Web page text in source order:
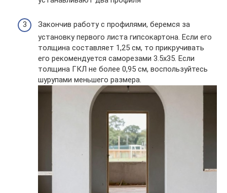
Закончив работу с профилями, беремся за
установку первого листа гипсокартона. Если его
толщина составляет 1,25 см, то прикручивать
его рекомендуется саморезами 3.5х35. Если
толщина ГКЛ не более 0,95 см, воспользуйтесь
шурупами меньшего размера.